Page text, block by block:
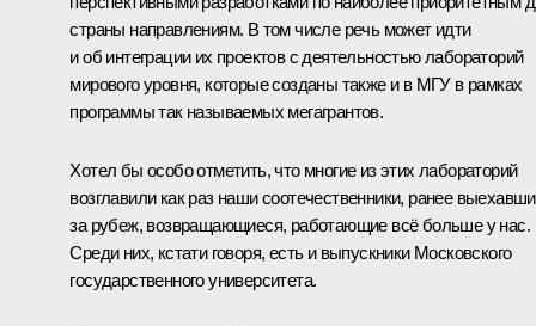
страны направлениям. В том числе речь может идти
и об интеграции их проектов с деятельностью лабораторий
мирового уровня, которые созданы также и в МГУ в рамках
программы так называемых мегагрантов.
Хотел бы особо отметить, что многие из этих лабораторий
возглавили как раз наши соотечественники, ранее
за рубеж, возвращающиеся, работающие всё больше у нас.
Среди них, кстати говоря, есть и выпускники Московского
государственного университета.